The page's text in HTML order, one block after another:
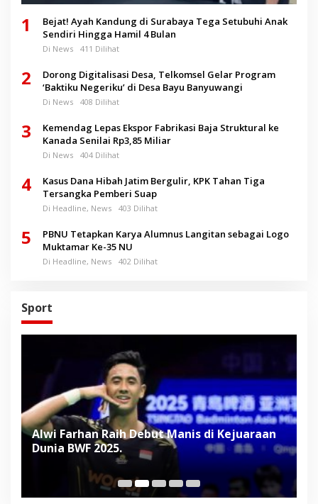
1
Bejat! Ayah Kandung di Surabaya Tega Setubuhi Anak
Sendiri Hingga Hamil 4 Bulan
Di News 411 Dilihat
2
Dorong Digitalisasi Desa, Telkomsel Gelar Program
‘Baktiku Negeriku’ di Desa Bayu Banyuwangi
Di News 408 Dilihat
3
Kemendag Lepas Ekspor Fabrikasi Baja Struktural ke
Kanada Senilai Rp3,85 Miliar
Di News 404 Dilihat
4
Kasus Dana Hibah Jatim Bergulir, KPK Tahan Tiga
Tersangka Pemberi Suap
Di Headline, News 403 Dilihat
5
PBNU Tetapkan Karya Alumnus Langitan sebagai Logo
Muktamar Ke-35 NU
Di Headline, News 402 Dilihat
Sport
Alwi Farhan Raih Debut Manis di Kejuaraan
Dunia BWF 2025.